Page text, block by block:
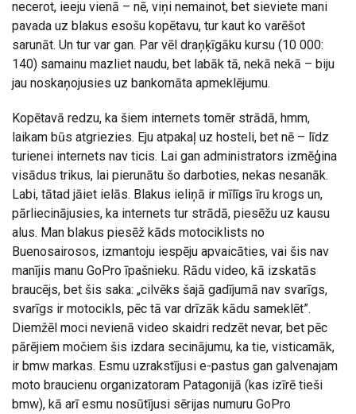
necerot, ieeju vienā – nē, viņi nemainot, bet sieviete mani
pavada uz blakus esošu kopētavu, tur kaut ko varēšot
sarunāt. Un tur var gan. Par vēl draņķīgāku kursu (10 000:
140) samainu mazliet naudu, bet labāk tā, nekā nekā – biju
jau noskaņojusies uz bankomāta apmeklējumu.
Kopētavā redzu, ka šiem internets tomēr strādā, hmm,
laikam būs atgriezies. Eju atpakaļ uz hosteli, bet nē – līdz
turienei internets nav ticis. Lai gan administrators izmēģina
visādus trikus, lai pierunātu šo darboties, nekas nesanāk.
Labi, tātad jāiet ielās. Blakus ieliņā ir mīlīgs īru krogs un,
pārliecinājusies, ka internets tur strādā, piesēžu uz kausu
alus. Man blakus piesēž kāds motociklists no
Buenosairosos, izmantoju iespēju apvaicāties, vai šis nav
manījis manu GoPro īpašnieku. Rādu video, kā izskatās
braucējs, bet šis saka: „cilvēks šajā gadījumā nav svarīgs,
svarīgs ir motocikls, pēc tā var drīzāk kādu sameklēt”.
Diemžēl moci nevienā video skaidri redzēt nevar, bet pēc
pārējiem močiem šis izdara secinājumu, ka tie, visticamāk,
ir bmw markas. Esmu uzrakstījusi e-pastus gan galvenajam
moto braucienu organizatoram Patagonijā (kas izīrē tieši
bmw), kā arī esmu nosūtījusi sērijas numuru GoPro